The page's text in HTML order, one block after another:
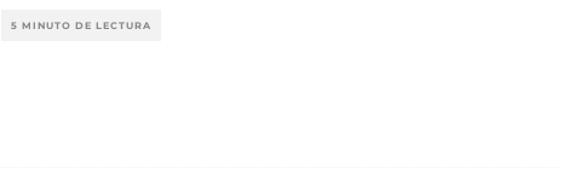
5 MINUTO DE LECTURA